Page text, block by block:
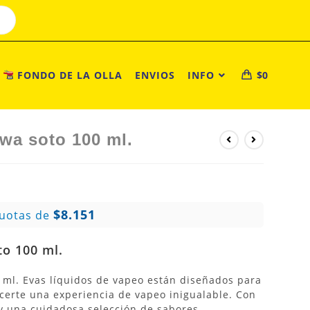
FONDO DE LA OLLA ENVIOS INFO $0
soto 100 ml.
de$8.151
100 ml.
Evas líquidos de vapeo están diseñados para
una experiencia de vapeo inigualable. Con